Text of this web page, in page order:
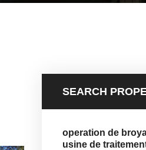
SEARCH
operation de
usine de